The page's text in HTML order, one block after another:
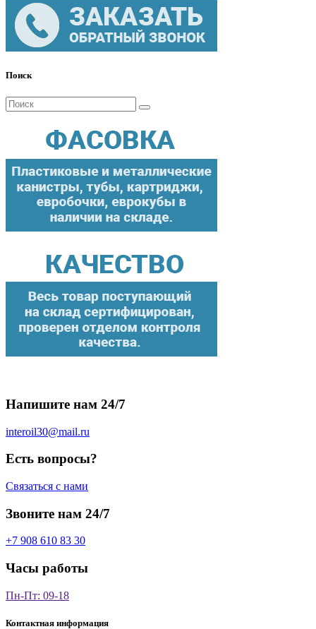
Поиск
Поиск
для:
Напишите нам 24/7
interoil30@mail.ru
Есть вопросы?
Связаться с нами
Звоните нам 24/7
+7 908 610 83 30
Часы работы
Пн-Пт: 09-18
Контактная информация